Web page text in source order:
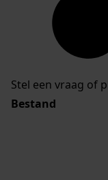
Stel een vraag of
Bestand